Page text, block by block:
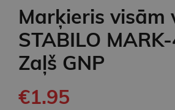
Marķieris visām
STABILO
Zaļš GNP
€1.95